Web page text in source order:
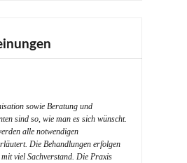
sowie Beratung und
sind so, wie man es sich wünscht.
alle notwendigen
Die Behandlungen erfolgen
viel Sachverstand. Die Praxis